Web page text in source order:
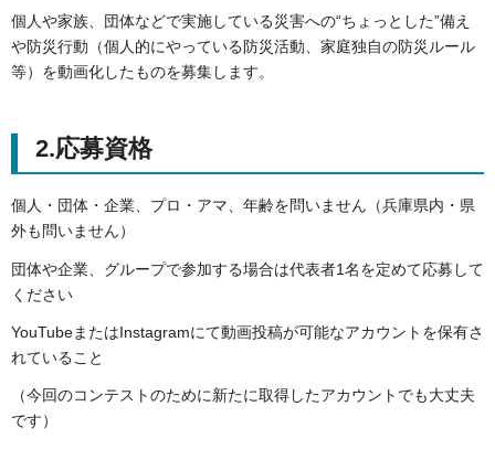
個人や家族、団体などで実施している災害への“ちょっとした”備え
や防災行動（個人的にやっている防災活動、家庭独自の防災ルール
等）を動画化したものを募集します。
2.応募資格
個人・団体・企業、プロ・アマ、年齢を問いません（兵庫県内・県
外も問いません）
団体や企業、グループで参加する場合は代表者1名を定めて応募して
ください
YouTubeまたはInstagramにて動画投稿が可能なアカウントを保有さ
れていること
（今回のコンテストのために新たに取得したアカウントでも大丈夫
です）